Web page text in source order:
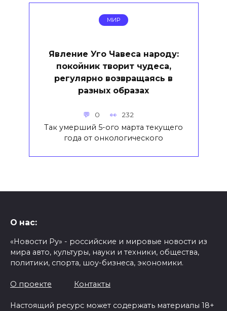
МИР
Явление Уго Чавеса народу:
покойник творит чудеса,
регулярно возвращаясь в
разных образах
0 232
Так умерший 5-ого марта текущего
года от онкологического
О нас:
«Новости Ру» - российские и мировые новости из
мира авто, культуры, науки и техники, общества,
политики, спорта, шоу-бизнеса, экономики.
О проекте Контакты
Настоящий ресурс может содержать материалы 18+